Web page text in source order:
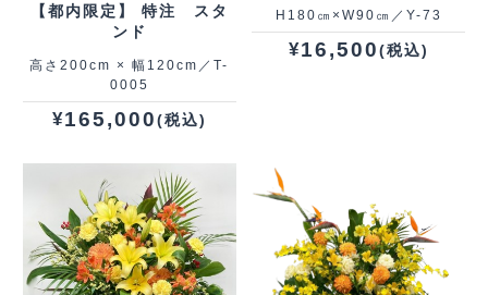
【都内限定】 特注 スタ
ンド
高さ200cm × 幅120cm／T-
0005
¥165,000(税込)
H180㎝×W90㎝／Y-73
¥16,500(税込)